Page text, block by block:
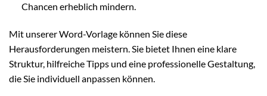
Chancen erheblich mindern.
Mit unserer Word-Vorlage können Sie diese
Herausforderungen meistern. Sie bietet Ihnen eine klare
Struktur, hilfreiche Tipps und eine professionelle Gestaltung,
die Sie individuell anpassen können.